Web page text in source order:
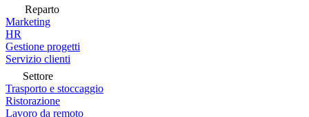
Reparto
Marketing
HR
Gestione progetti
Servizio clienti
Settore
Trasporto e stoccaggio
Ristorazione
Lavoro da remoto